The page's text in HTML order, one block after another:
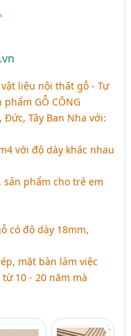
liệu nội thất gỗ - Tự
phẩmGỖ CÔNG
Tây Ban Nha với:
với độ dày khác nhau
phẩm cho trẻ em
có độ dày 18mm,
mặt bàn làm việc
10 - 20 năm mà